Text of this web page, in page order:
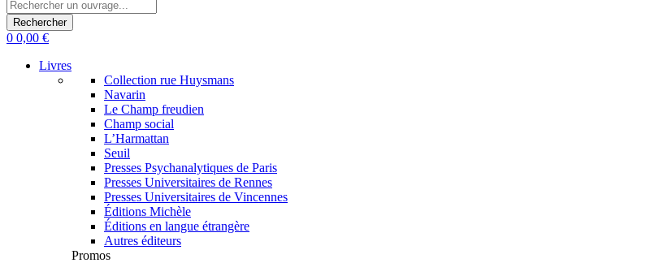
0 0,00 €
Livres
Collection rue Huysmans
Navarin
Le Champ freudien
Champ social
L’Harmattan
Seuil
Presses Psychanalytiques de Paris
Presses Universitaires de Rennes
Presses Universitaires de Vincennes
Éditions Michèle
Éditions en langue étrangère
Autres éditeurs
Promos